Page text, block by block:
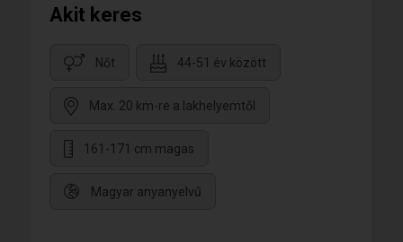
Akit keres
Nőt 44-51 év között
Max. 20 km-re a lakhelyemtől
161-171 cm magas
Magyar anyanyelvű